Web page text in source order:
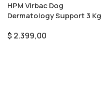
HPM Virbac Dog
Dermatology Support 3 Kg
$ 2.399,00